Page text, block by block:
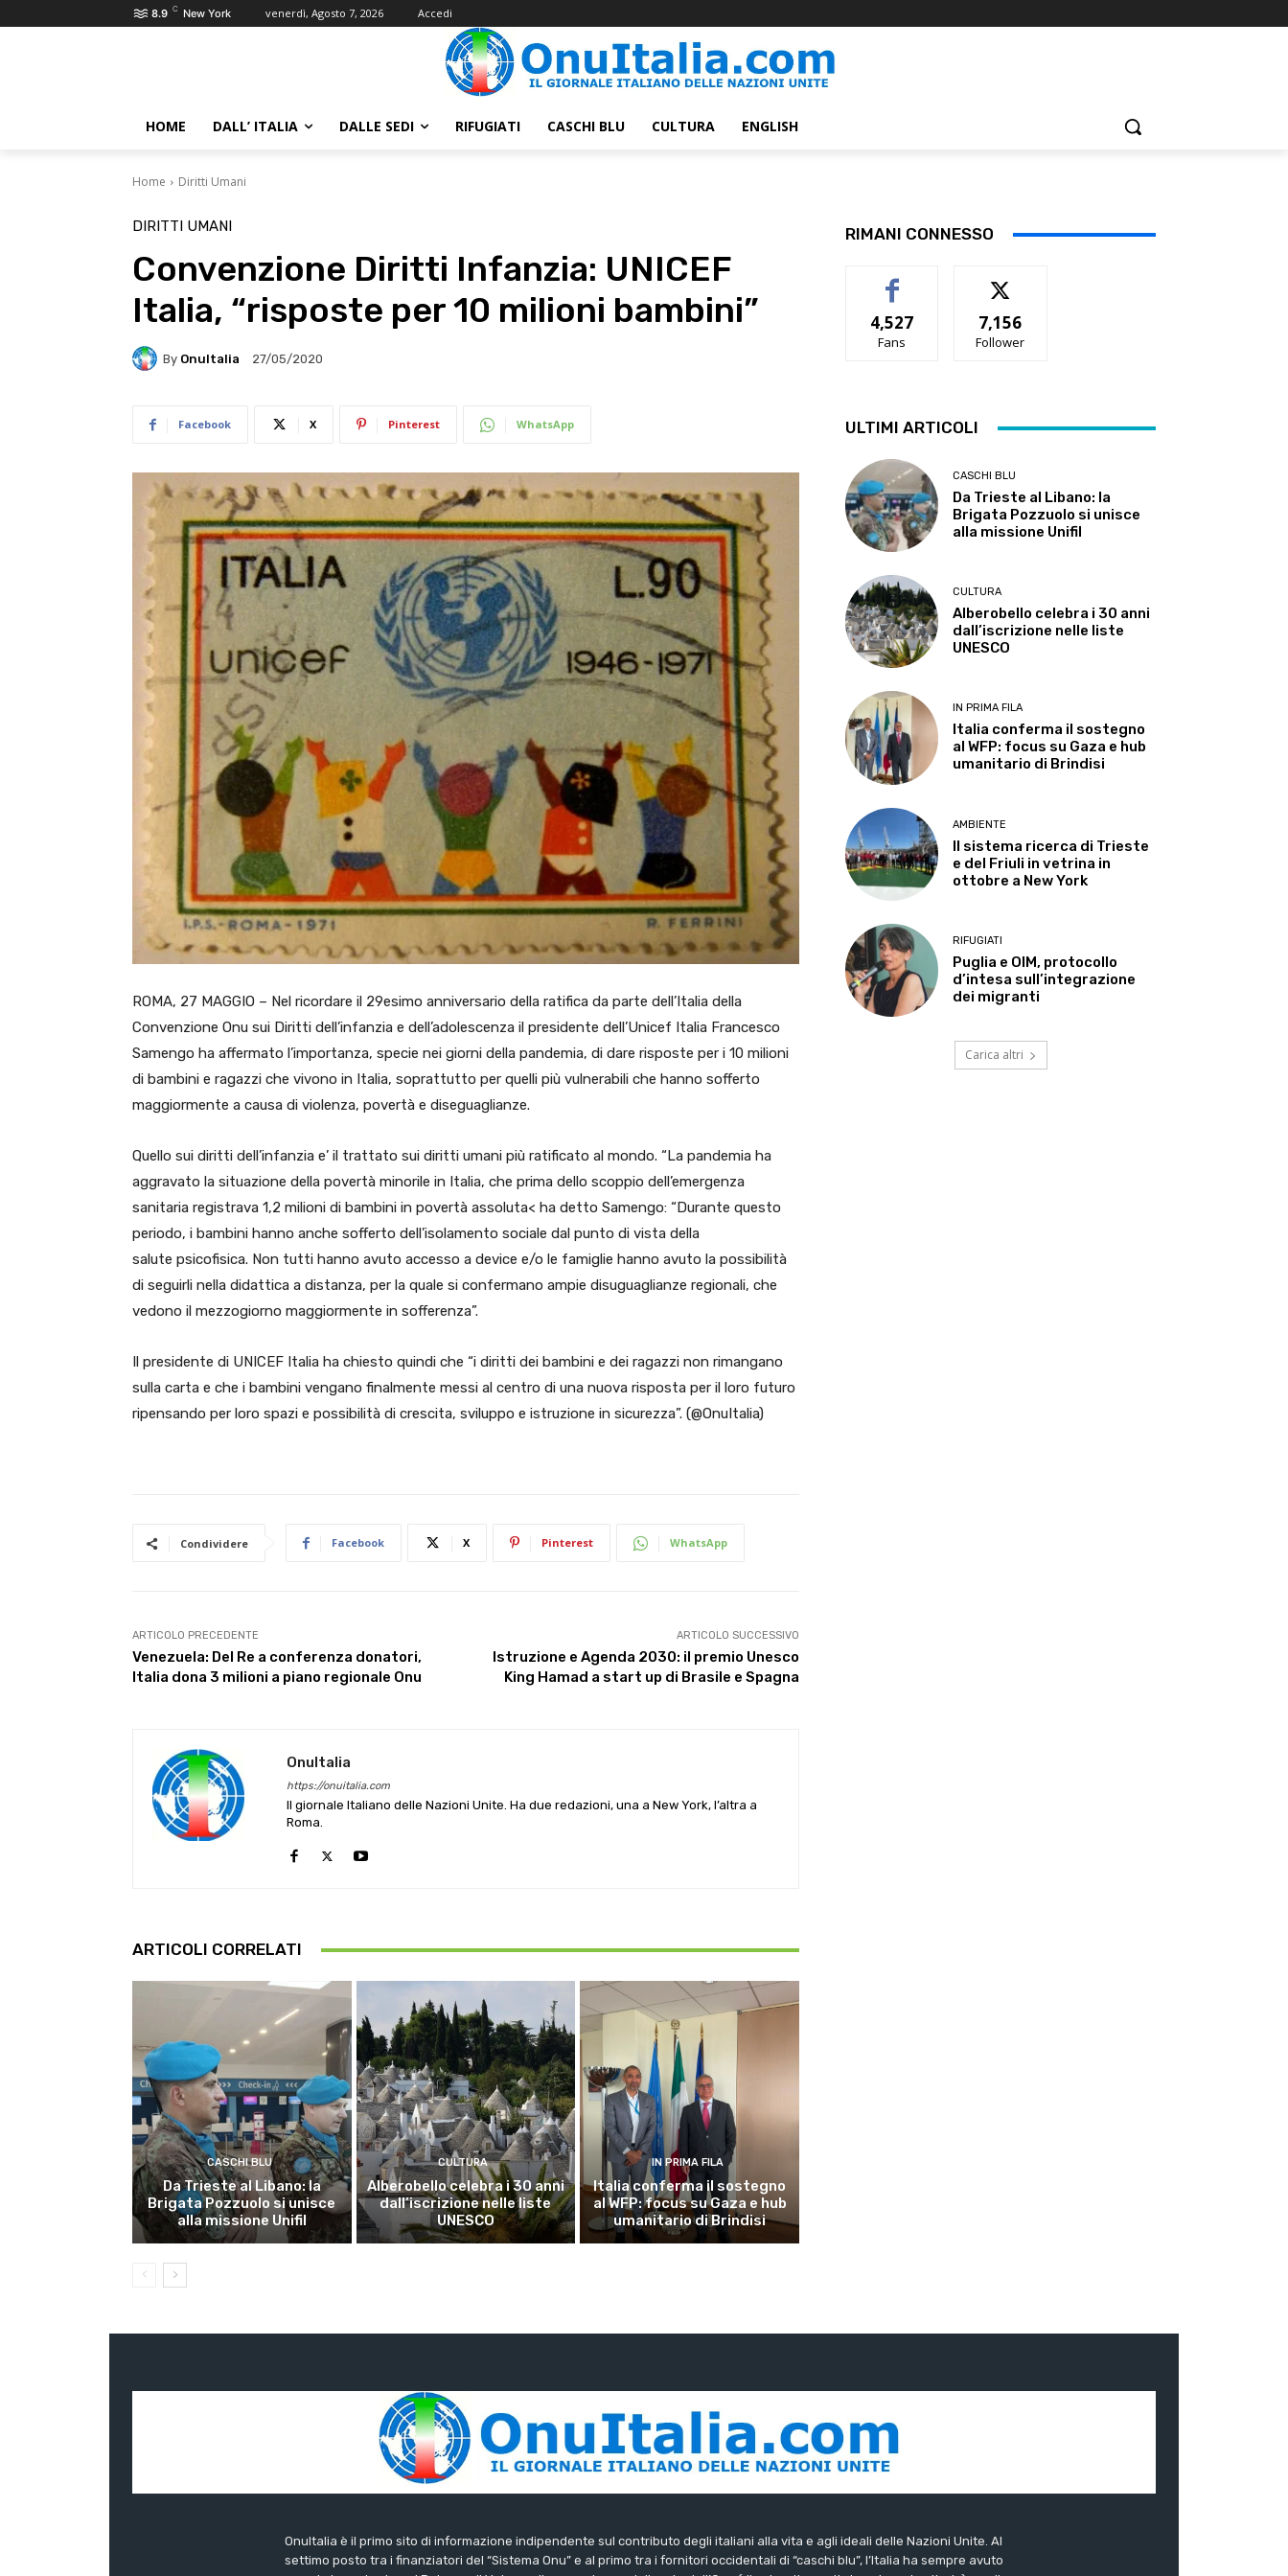
8.9 C New York venerdì, Agosto 7, 2026 Accedi
HOME DALL’ ITALIA DALLE SEDI RIFUGIATI CASCHI BLU CULTURA ENGLISH
Home Diritti Umani
DIRITTI UMANI
Convenzione Diritti Infanzia: UNICEF
Italia, “risposte per 10 milioni bambini”
By OnuItalia 27/05/2020
Facebook X Pinterest WhatsApp
ROMA, 27 MAGGIO – Nel ricordare il 29esimo anniversario della ratifica da parte dell’Italia della
Convenzione Onu sui Diritti dell’infanzia e dell’adolescenza il presidente dell’Unicef Italia Francesco
Samengo ha affermato l’importanza, specie nei giorni della pandemia, di dare risposte per i 10 milioni
di bambini e ragazzi che vivono in Italia, soprattutto per quelli più vulnerabili che hanno sofferto
maggiormente a causa di violenza, povertà e diseguaglianze.
Quello sui diritti dell’infanzia e’ il trattato sui diritti umani più ratificato al mondo. “La pandemia ha
aggravato la situazione della povertà minorile in Italia, che prima dello scoppio dell’emergenza
sanitaria registrava 1,2 milioni di bambini in povertà assoluta< ha detto Samengo: “Durante questo
periodo, i bambini hanno anche sofferto dell’isolamento sociale dal punto di vista della
salute psicofisica. Non tutti hanno avuto accesso a device e/o le famiglie hanno avuto la possibilità
di seguirli nella didattica a distanza, per la quale si confermano ampie disuguaglianze regionali, che
vedono il mezzogiorno maggiormente in sofferenza”.
Il presidente di UNICEF Italia ha chiesto quindi che “i diritti dei bambini e dei ragazzi non rimangano
sulla carta e che i bambini vengano finalmente messi al centro di una nuova risposta per il loro futuro
ripensando per loro spazi e possibilità di crescita, sviluppo e istruzione in sicurezza”. (@OnuItalia)
Condividere Facebook X Pinterest WhatsApp
ARTICOLO PRECEDENTE
Venezuela: Del Re a conferenza donatori,
Italia dona 3 milioni a piano regionale Onu
ARTICOLO SUCCESSIVO
Istruzione e Agenda 2030: il premio Unesco
King Hamad a start up di Brasile e Spagna
OnuItalia
https://onuitalia.com
Il giornale Italiano delle Nazioni Unite. Ha due redazioni, una a New York, l’altra a
Roma.
ARTICOLI CORRELATI
CASCHI BLU
Da Trieste al Libano: la
Brigata Pozzuolo si unisce
alla missione Unifil
CULTURA
Alberobello celebra i 30 anni
dall’iscrizione nelle liste
UNESCO
IN PRIMA FILA
Italia conferma il sostegno
al WFP: focus su Gaza e hub
umanitario di Brindisi
RIMANI CONNESSO
4,527
Fans
7,156
Follower
ULTIMI ARTICOLI
CASCHI BLU
Da Trieste al Libano: la
Brigata Pozzuolo si unisce
alla missione Unifil
CULTURA
Alberobello celebra i 30 anni
dall’iscrizione nelle liste
UNESCO
IN PRIMA FILA
Italia conferma il sostegno
al WFP: focus su Gaza e hub
umanitario di Brindisi
AMBIENTE
Il sistema ricerca di Trieste
e del Friuli in vetrina in
ottobre a New York
RIFUGIATI
Puglia e OIM, protocollo
d’intesa sull’integrazione
dei migranti
Carica altri
OnuItalia è il primo sito di informazione indipendente sul contributo degli italiani alla vita e agli ideali delle Nazioni Unite. Al
settimo posto tra i finanziatori del “Sistema Onu” e al primo tra i fornitori occidentali di “caschi blu”, l’Italia ha sempre avuto